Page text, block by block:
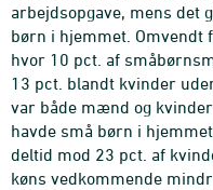
arbejdsopgave, mens det
børn i hjemmet. Omvendt
hvor 10 pct. af
13 pct. blandt kvinder
var både mænd og
havde små børn i
deltid mod 23 pct. af
køns vedkommende